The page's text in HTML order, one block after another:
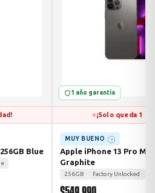
Blue
1 año garantía
¡Solo queda 1
MUY BUENO ?
Apple iPhone 13 Pro
Graphite
256GB Factory Unlocked